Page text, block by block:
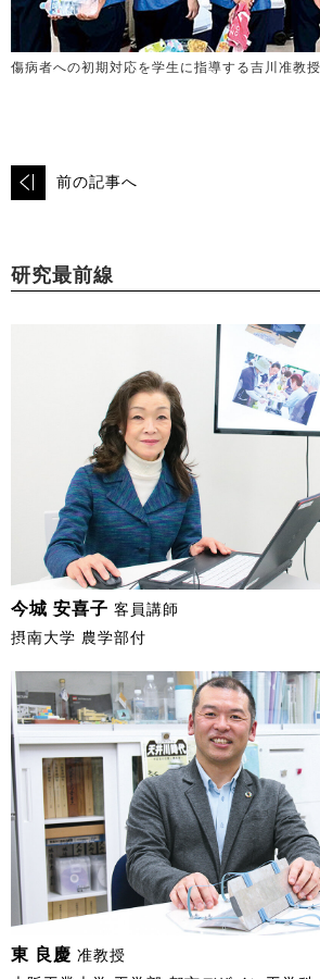
傷病者への初期対応を学生に指導する吉川准教授
前の記事へ
研究最前線
今城 安喜子 客員講師
摂南大学 農学部付
東 良慶 准教授